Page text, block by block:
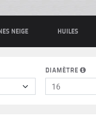
NEIGE HUILES
DIAMÈTRE